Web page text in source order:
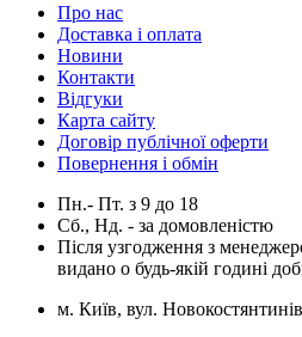
Про нас
Доставка і оплата
Новини
Контакти
Відгуки
Карта сайту
Договір публічної оферти
Повернення і обмін
Пн.- Пт. з 9 до 18
Сб., Нд. - за домовленістю
Після узгодження з
видано о будь-якій годині
м. Київ, вул.